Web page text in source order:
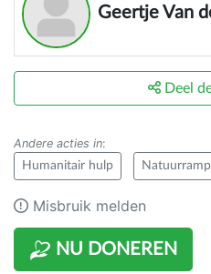
Geertje Van
NU DONEREN
Deel
Andere acties in:
Humanitair hulp Natuurramp
Misbruik melden